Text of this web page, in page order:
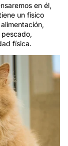
en él,
un físico
física.